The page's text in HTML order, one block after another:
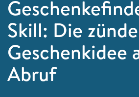
Skill: Die
Geschenkidee
Abruf